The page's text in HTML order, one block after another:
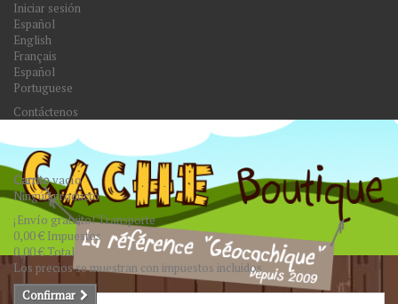
Iniciar sesión
Español
English
Français
Español
Portuguese
Contáctenos
Carritovacío
Ningún producto
¡Envío gratuito!Transporte
0,00 € Impuestos
0,00 €Total
Los precios se muestran con impuestos incluidos
Confirmar